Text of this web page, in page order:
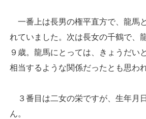
一番上は長男の権平直方で、龍馬
れていました。次は長女の千鶴で、
９歳。龍馬にとっては、きょうだい
相当するような関係だったとも思わ
３番目は二女の栄ですが、生年月
ん。